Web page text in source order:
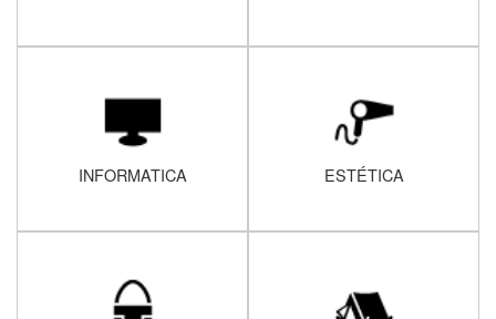
INFORMATICA ESTÉTICA